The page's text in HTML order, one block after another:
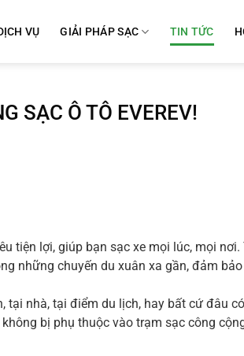
VỤ GIẢI PHÁP SẠC TIN TỨC
SẠC Ô TÔ EVEREV!
tiện lợi, giúp bạn sạc xe mọi lúc, mọi nơi.
những chuyến du xuân xa gần, đảm
tại nhà, tại điểm du lịch, hay bất cứ đâu có
bị phụ thuộc vào trạm sạc công